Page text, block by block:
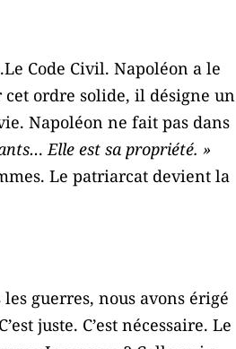
Code Civil. Napoléon a le
ordre solide, il désigne un
Napoléon ne fait pas dans
Elle est sa propriété. »
Le patriarcat devient la
guerres, nous avons érigé
juste. C’est nécessaire. Le